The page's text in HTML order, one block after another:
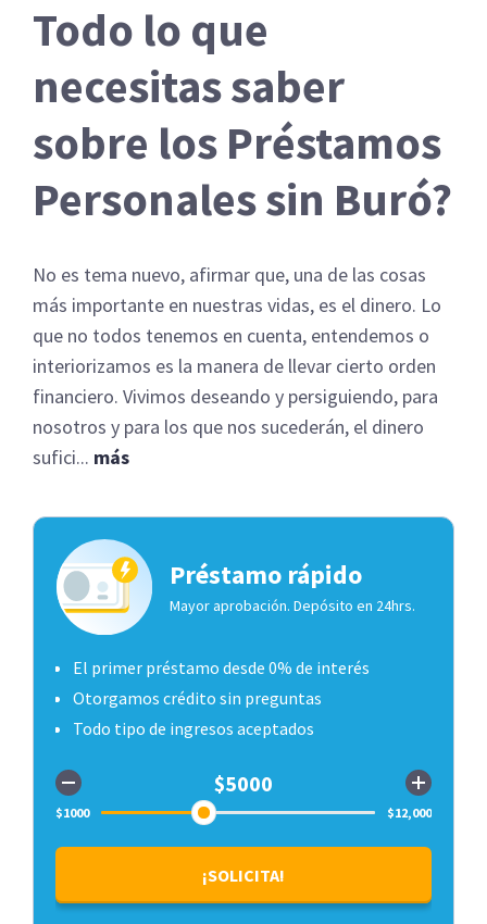
Todo lo que
necesitas saber
sobre los Préstamos
Personales sin Buró?
No es tema nuevo, afirmar que, una de las cosas
más importante en nuestras vidas, es el dinero. Lo
que no todos tenemos en cuenta, entendemos o
interiorizamos es la manera de llevar cierto orden
financiero. Vivimos deseando y persiguiendo, para
nosotros y para los que nos sucederán, el dinero
sufici... más
Préstamo rápido
Mayor aprobación. Depósito en 24hrs.
El primer préstamo desde 0% de interés
Otorgamos crédito sin preguntas
Todo tipo de ingresos aceptados
¡SOLICITA!